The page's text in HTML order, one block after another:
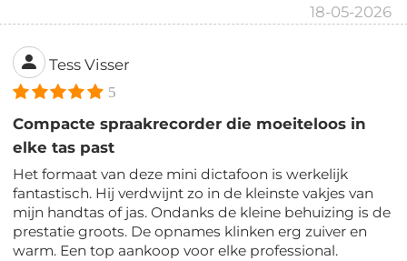
18-05-2026
Tess Visser
5
Compacte spraakrecorder die moeiteloos in
elke tas past
Het formaat van deze mini dictafoon is werkelijk
fantastisch. Hij verdwijnt zo in de kleinste vakjes van
mijn handtas of jas. Ondanks de kleine behuizing is de
prestatie groots. De opnames klinken erg zuiver en
warm. Een top aankoop voor elke professional.